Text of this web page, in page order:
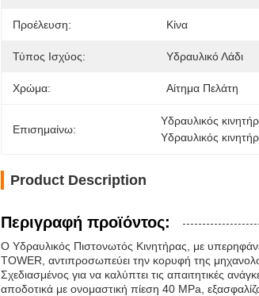
Προέλευση: Κίνα
Τύπος Ισχύος: Υδραυλικό Λάδι
Χρώμα: Αίτημα Πελάτη
Επισημαίνω:
Υδραυλικός
Υδραυλικός
Product Description
Περιγραφή προϊόντος:
Ο Υδραυλικός Πιστονωτός Κινητήρας, με
TOWER, αντιπροσωπεύει την κορυφή της
Σχεδιασμένος για να καλύπτει τις απαιτητικές
αποδοτικά με ονομαστική πίεση 40 MPa,